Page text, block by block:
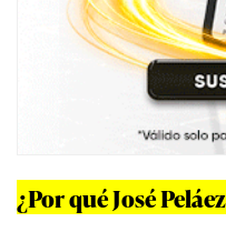
¿Por qué José